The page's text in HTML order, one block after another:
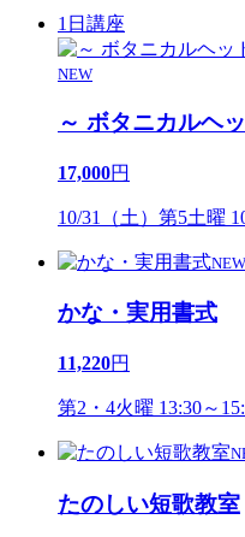
1日講座
NEW
～ ボタニカルヘ
17,000円
10/31（土）第5土曜
NEW
かな・実用書式
11,220円
第2・4火曜 13:30～
たのしい短歌教室